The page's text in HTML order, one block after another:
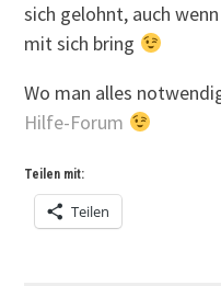
sich gelohnt, auch
mit sich bring
Wo man alles
Hilfe-Forum
Teilen mit:
Teilen